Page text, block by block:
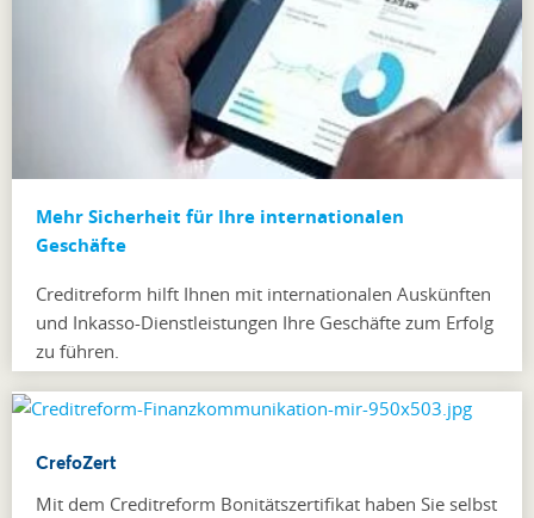
Mehr Sicherheit für Ihre internationalen
Geschäfte
Creditreform hilft Ihnen mit internationalen Auskünften
und Inkasso-Dienstleistungen Ihre Geschäfte zum Erfolg
zu führen.
CrefoZert
Mit dem Creditreform Bonitätszertifikat haben Sie selbst